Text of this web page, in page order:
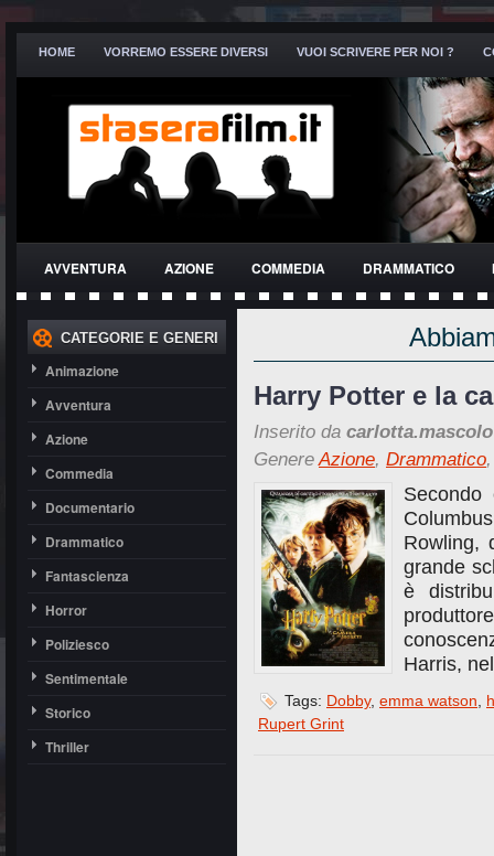
HOME VORREMO ESSERE DIVERSI VUOI SCRIVERE PER NOI ?
AVVENTURA AZIONE COMMEDIA DRAMMATICO
THRILLER
CATEGORIE E GENERI
Animazione
Avventura
Azione
Commedia
Documentario
Drammatico
Fantascienza
Horror
Poliziesco
Sentimentale
Storico
Thriller
Harry Potter e la
Inserito da carlotta.mascolo
GenereAzione, Drammatico
Rowling,
grande
è
Harris,
Tags: Dobby, emma watson
Rupert Grint